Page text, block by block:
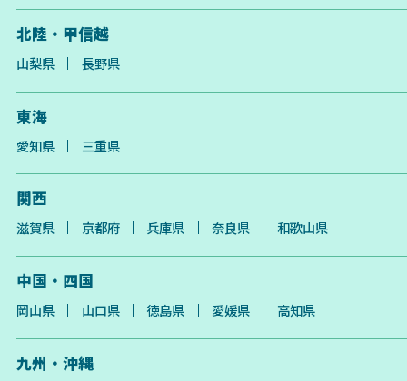
北陸・甲信越
山梨県 長野県
東海
愛知県 三重県
関西
滋賀県 京都府 兵庫県 奈良県 和歌山県
中国・四国
岡山県 山口県 徳島県 愛媛県 高知県
九州・沖縄